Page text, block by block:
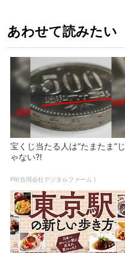
あわせて読みたい
宝くじ当たる人は“たまたま”じ
ゃない?!
PR(合同会社デジタルファーム )